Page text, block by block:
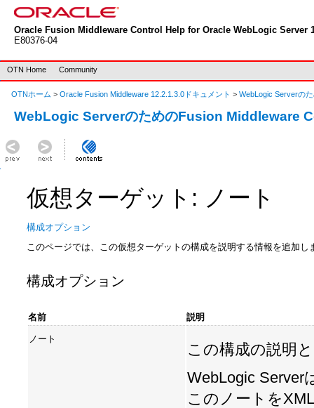
Oracle Fusion Middleware Control Help for Oracle WebLogic Server
E80376-04
OTN Home Community
OTNホーム > Oracle Fusion Middleware 12.2.1.3.0ドキュメント > WebLogic Serverの
WebLogic ServerのためのFusion Middleware
仮想ターゲット: ノート
構成オプション
このページでは、この仮想ターゲットの構成を説明する情報を追加し
構成オプション
名前 説明
ノート
この構成の説明
WebLogic Server
このノートを